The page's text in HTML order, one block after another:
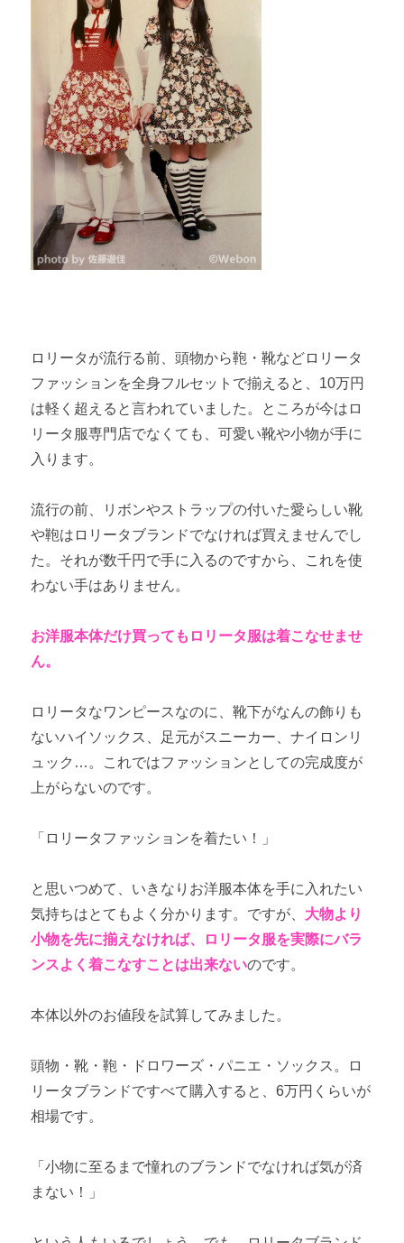
ロリータが流行る前、頭物から鞄・靴などロリータ
ファッションを全身フルセットで揃えると、10万円
は軽く超えると言われていました。ところが今はロ
リータ服専門店でなくても、可愛い靴や小物が手に
入ります。
流行の前、リボンやストラップの付いた愛らしい靴
や鞄はロリータブランドでなければ買えませんでし
た。それが数千円で手に入るのですから、これを使
わない手はありません。
お洋服本体だけ買ってもロリータ服は着こなせませ
ん。
ロリータなワンピースなのに、靴下がなんの飾りも
ないハイソックス、足元がスニーカー、ナイロンリ
ュック…。これではファッションとしての完成度が
上がらないのです。
「ロリータファッションを着たい！」
と思いつめて、いきなりお洋服本体を手に入れたい
気持ちはとてもよく分かります。ですが、 大物より
小物を先に揃えなければ、ロリータ服を実際にバラ
ンスよく着こなすことは出来ないのです。
本体以外のお値段を試算してみました。
頭物・靴・鞄・ドロワーズ・パニエ・ソックス。ロ
リータブランドですべて購入すると、6万円くらいが
相場です。
「小物に至るまで憧れのブランドでなければ気が済
まない！」